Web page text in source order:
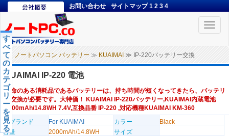
お問い合わせ サイトマップ 1 2 3 4
Toggle
ノートパソコン バッテリー ≫ KUAIMAI ≫ IP-220バッテリー交換
す
べ
て
の
カ
テ
ゴ
リ
ー
を
見
る
KUAIMAI IP-220 電池
寿命のある消耗品であるバッテリーは、持ち時間が短くなってきたら、バッテリ
ー交換が必要です。大特価！ KUAIMAI IP-220バッテリー,KUAIMAI内蔵電池
2000mAh/14.8WH 7.4V,互換品番 IP-220 ,対応機種KUAIMAI KM-360
のブランド
For KUAIMAI カラー
Black
容量
2000mAh/14.8WH
サイズ